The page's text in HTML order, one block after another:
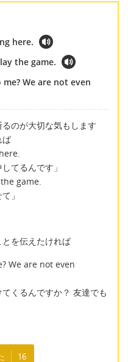
here.
the game.
We are not even
のが大切な気もします
ば
てるんです」
game.
」
とを伝えたければ
We are not even
くるんですか？ 友達でも
16